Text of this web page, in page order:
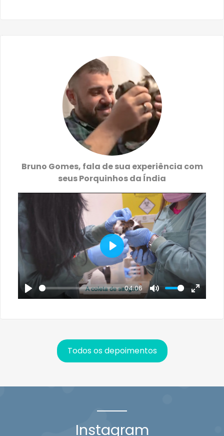
Bruno Gomes, fala de sua experiência com
seus Porquinhos da Índia
Play
04:06
Mute
Enter
Play
Todos os depoimentos
Instagram